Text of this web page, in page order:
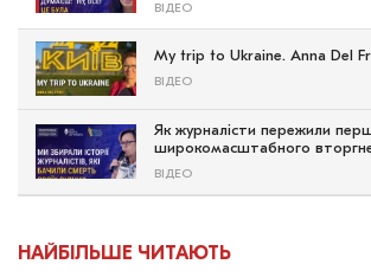
ВІДЕО
My trip to Ukraine. Anna Del
ВІДЕО
Як журналісти пережили
широкомасштабного
ВІДЕО
НАЙБІЛЬШЕ ЧИТАЮТЬ